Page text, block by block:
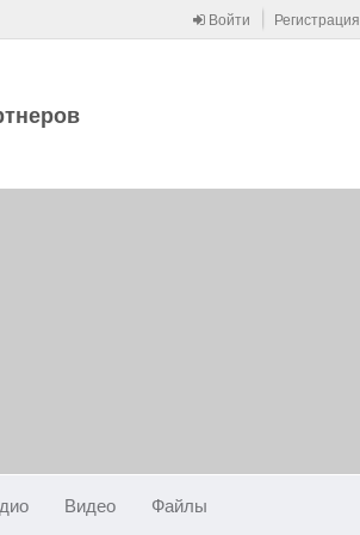
Войти Регистрация
Видео Файлы